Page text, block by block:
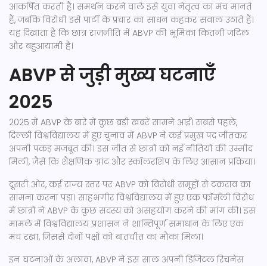
आकर्षित करती है। समर्थन करने वाले इसे युवा नेतृत्व का मंच मानते
हैं, जबकि विरोधी इसे पार्टी के प्रचार का साधन कहकर सवाल उठाते हैं।
यह दिखाता है कि छात्र राजनीति में ABVP की भूमिका कितनी जटिल
और बहुआयामी है।
ABVP से जुड़ी मुख्य घटनाएँ
2025
2025 में ABVP के बारे में कुछ बड़ी खबरें सामने आईं। सबसे पहले,
दिल्ली विश्वविद्यालय में हुए चुनाव में ABVP ने कई प्रमुख पद जीतकर
अपनी पकड़ मजबूत की। इस जीत से छात्रों को नई नीतियों की उम्मीद
मिली, जैसे कि शैक्षणिक ग्रांट और स्कॉलरशिप के लिए आसान प्रक्रिया।
दूसरी ओर, कई राज्य स्तर पर ABVP को विरोधी समूहों से टकराव का
सामना करना पड़ा। साहभगीर विश्वविद्यालय में हुए एक फॉर्मली विरोध
में छात्रों ने ABVP के कुछ सदस्य को असहयोग करने की मांग की। इस
मामले में विश्वविद्यालय प्रशासन ने शान्तिपूर्ण समाधान के लिए एक
मंच रखा, जिससे दोनों पक्षों को बातचीत का मौका मिला।
इन घटनाओं के अलावा, ABVP ने इस साल अपनी डिजिटल रिचनेस